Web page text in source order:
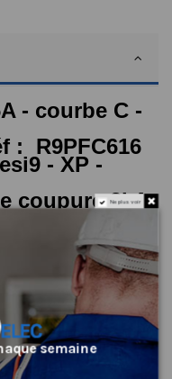
- courbe C -
: R9PFC616
- XP -
coupure3kA
Ne plus voir
semaine